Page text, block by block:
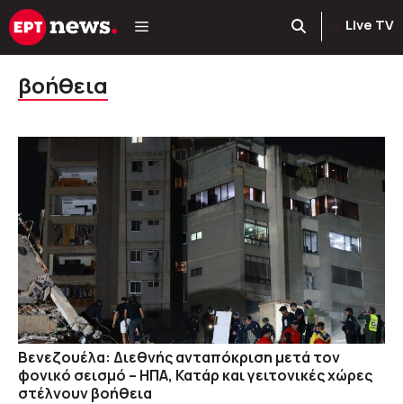
Μετάβαση
σε
Live TV
βοήθεια
Βενεζουέλα: Διεθνής ανταπόκριση μετά τον
φονικό σεισμό – ΗΠΑ, Κατάρ και γειτονικές χώρες
στέλνουν βοήθεια